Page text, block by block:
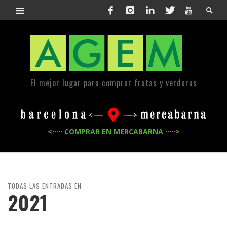
El mejor lugar para comprar frutas y verduras
<····· COMPRAR EN MERCABARNA ·····>
TODAS LAS ENTRADAS EN
2021